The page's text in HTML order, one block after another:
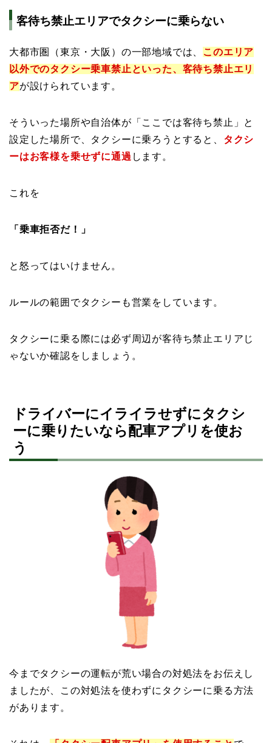
客待ち禁止エリアでタクシーに乗らない
大都市圏（東京・大阪）の一部地域では、 このエリア
以外でのタクシー乗車禁止といった、客待ち禁止エリ
アが設けられています。
そういった場所や自治体が「ここでは客待ち禁止」と
設定した場所で、タクシーに乗ろうとすると、 タクシ
ーはお客様を乗せずに通過 します。
これを
「乗車拒否だ！」
と怒ってはいけません。
ルールの範囲でタクシーも営業をしています。
タクシーに乗る際には必ず周辺が客待ち禁止エリアじ
ゃないか確認をしましょう。
ドライバーにイライラせずにタクシ
ーに乗りたいなら配車アプリを使お
う
今までタクシーの運転が荒い場合の対処法をお伝えし
ましたが、この対処法を使わずにタクシーに乗る方法
があります。